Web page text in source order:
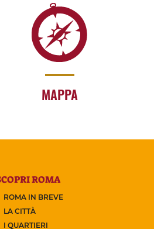
MAPPA
ROMA
ROMA IN BREVE
LA CITTÀ
I QUARTIERI